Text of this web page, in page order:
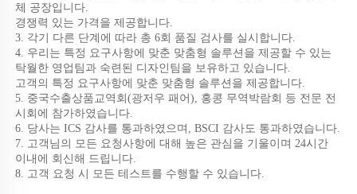
체 공장입니다.
경쟁력 있는 가격을 제공합니다.
3. 각기 다른 단계에 따라 총 6회 품질 검사를 실시합니다.
4. 우리는 특정 요구사항에 맞춘 맞춤형 솔루션을 제공할 수 있는
탁월한 영업팀과 숙련된 디자인팀을 보유하고 있습니다.
고객의 특정 요구사항에 맞춘 맞춤형 솔루션을 제공합니다.
5. 중국수출상품교역회(광저우 패어), 홍콩 무역박람회 등 전문 전
시회에 참가하였습니다.
7. 고객님의 모든 요청사항에 대해 높은 관심을 기울이며 24시간
이내에 회신해 드립니다.
8. 고객 요청 시 모든 테스트를 수행할 수 있습니다.